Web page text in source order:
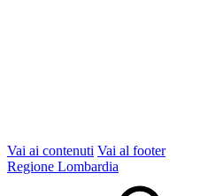
Vai ai contenuti Vai al footer
Regione Lombardia